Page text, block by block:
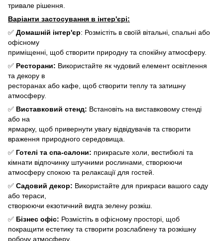
тривале рішення.
Варіанти застосування в інтер'єрі:
✅ Домашній інтер'єр: Розмістіть в своїй вітальні, спальні або
офісному
приміщенні, щоб створити природну та спокійну атмосферу.
✅ Ресторани: Використайте як чудовий елемент освітлення
та декору в
ресторанах або кафе, щоб створити теплу та затишну
атмосферу.
✅ Виставковий стенд: Встановіть на виставковому стенді
або на
ярмарку, щоб привернути увагу відвідувачів та створити
враження природного середовища.
✅ Готелі та спа-салони: прикрасьте холи, вестибюлі та
кімнати відпочинку штучними рослинами, створюючи
атмосферу спокою та релаксації для гостей.
✅ Садовий декор: Використайте для прикраси вашого саду
або тераси,
створюючи екзотичний видта зелену розкіш.
✅ Бізнес офіс: Розмістіть в офісному просторі, щоб
покращити естетику та створити розслаблену та розкішну
робочу атмосферу.